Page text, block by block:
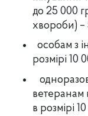
до 25 000
хвороби) –
особам з
розмірі 10
ветеранам
в розмірі